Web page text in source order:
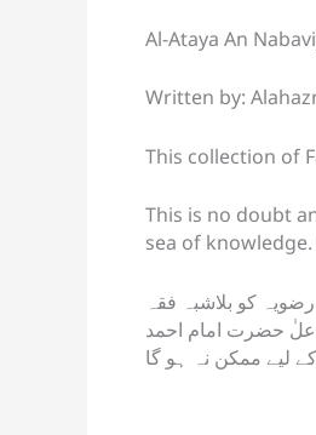
s
p
p
e
b
o
o
k
Al-Ataya An
Written by:
This collection of
This is no doubt
sea of
کو بلاشبہ فقہ
اعلٰ حضرت امام احمد
لیے ممکن نہ ہو گا